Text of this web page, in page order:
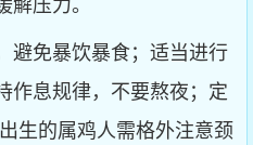
压力。
避免暴饮暴食；适当进行
作息规律，不要熬夜；定
生的属鸡人需格外注意颈